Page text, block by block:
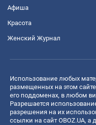
Афиша
Красота
Женский Журнал
Использование любых
размещенных на этом сайте
его поддоменах, в любом
Разрешается
разрешения на их
ссылки на сайт OBOZ.UA, а